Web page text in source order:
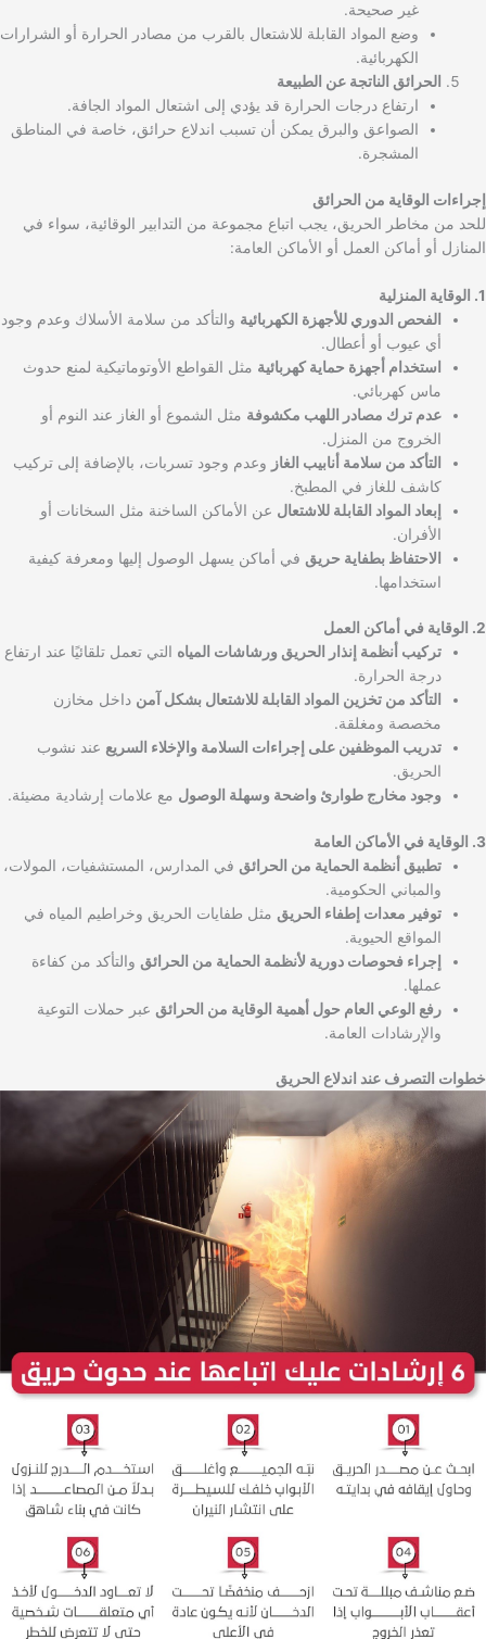
غير صحيحة.
وضع المواد القابلة للاشتعال بالقرب من مصادر الحرارة أو الشرارات
الكهربائية.
الحرائق الناتجة عن الطبيعة
ارتفاع درجات الحرارة قد يؤدي إلى اشتعال المواد الجافة.
الصواعق والبرق يمكن أن تسبب اندلاع حرائق، خاصة في المناطق
المشجرة.
إجراءات الوقاية من الحرائق
للحد من مخاطر الحريق، يجب اتباع مجموعة من التدابير الوقائية، سواء في
المنازل أو أماكن العمل أو الأماكن العامة:
1. الوقاية المنزلية
الفحص الدوري للأجهزة الكهربائية والتأكد من سلامة الأسلاك وعدم وجود
أي عيوب أو أعطال.
استخدام أجهزة حماية كهربائية مثل القواطع الأوتوماتيكية لمنع حدوث
ماس كهربائي.
عدم ترك مصادر اللهب مكشوفة مثل الشموع أو الغاز عند النوم أو
الخروج من المنزل.
التأكد من سلامة أنابيب الغاز وعدم وجود تسربات، بالإضافة إلى تركيب
كاشف للغاز في المطبخ.
إبعاد المواد القابلة للاشتعال عن الأماكن الساخنة مثل السخانات أو
الأفران.
الاحتفاظ بطفاية حريق في أماكن يسهل الوصول إليها ومعرفة كيفية
استخدامها.
2. الوقاية في أماكن العمل
تركيب أنظمة إنذار الحريق ورشاشات المياه التي تعمل تلقائيًا عند ارتفاع
درجة الحرارة.
التأكد من تخزين المواد القابلة للاشتعال بشكل آمن داخل مخازن
مخصصة ومغلقة.
تدريب الموظفين على إجراءات السلامة والإخلاء السريع عند نشوب
الحريق.
وجود مخارج طوارئ واضحة وسهلة الوصول مع علامات إرشادية مضيئة.
3. الوقاية في الأماكن العامة
تطبيق أنظمة الحماية من الحرائق في المدارس، المستشفيات، المولات،
والمباني الحكومية.
توفير معدات إطفاء الحريق مثل طفايات الحريق وخراطيم المياه في
المواقع الحيوية.
إجراء فحوصات دورية لأنظمة الحماية من الحرائق والتأكد من كفاءة
عملها.
رفع الوعي العام حول أهمية الوقاية من الحرائق عبر حملات التوعية
والإرشادات العامة.
خطوات التصرف عند اندلاع الحريق